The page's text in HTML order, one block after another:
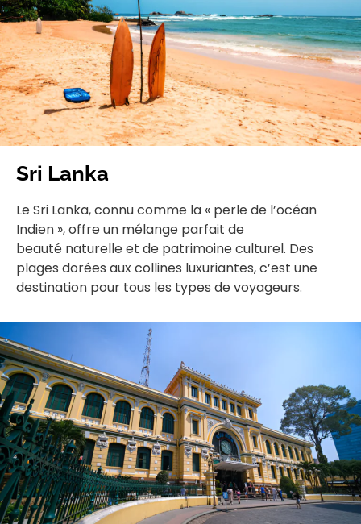
Sri Lanka
Le Sri Lanka, connu comme la « perle de l’océan
Indien », offre un mélange parfait de
beauté naturelle et de patrimoine culturel. Des
plages dorées aux collines luxuriantes, c’est une
destination pour tous les types de voyageurs.